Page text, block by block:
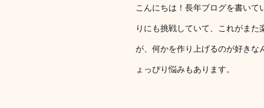
こんにちは！長年ブログを書い
りにも挑戦していて、これがま
が、何かを作り上げるのが好きな
ょっぴり悩みもあります。